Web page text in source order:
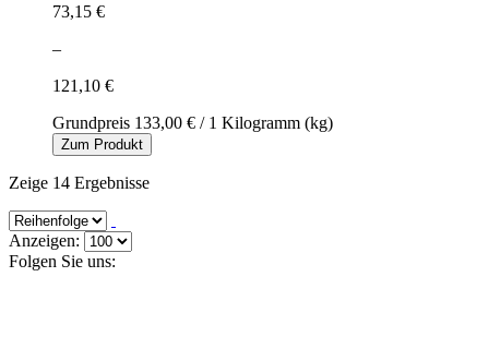
73,15 €
–
121,10 €
Grundpreis 133,00 € / 1 Kilogramm (kg)
Zum Produkt
Zeige 14 Ergebnisse
Anzeigen:
Folgen Sie uns: